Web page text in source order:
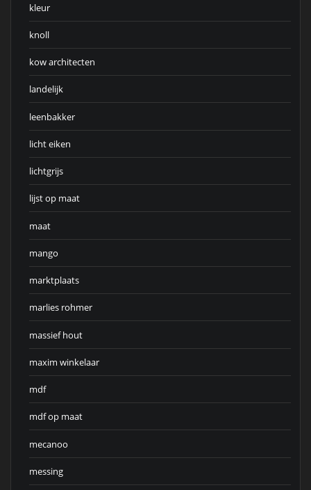
kleur
knoll
kow architecten
landelijk
leenbakker
licht eiken
lichtgrijs
lijst op maat
maat
mango
marktplaats
marlies rohmer
massief hout
maxim winkelaar
mdf
mdf op maat
mecanoo
messing